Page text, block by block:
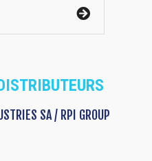
SA / RPI GROUP